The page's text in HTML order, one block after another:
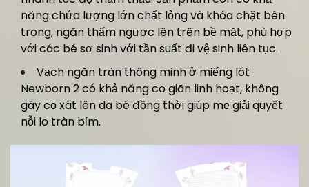
năng chứa lượng lớn chất lỏng và khóa chặt bên
trong, ngăn thấm ngược lên trên bề mặt, phù hợp
với các bé sơ sinh với tần suất đi vệ sinh liên tục.
Vạch ngăn tràn thông minh ở miếng lót
Newborn 2 có khả năng co giãn linh hoạt, không
gây cọ xát lên da bé đồng thời giúp mẹ giải quyết
nỗi lo tràn bỉm.